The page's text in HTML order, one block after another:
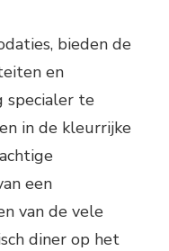
bieden de
en
specialer te
in de kleurrijke
een
van de vele
diner op het